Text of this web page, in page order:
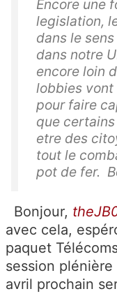
Encore une
legislation,
dans le
dans notre
encore loin
lobbies vont
pour faire
que
etre des
tout le
pot de fer.
Bonjour,
avec cela,
paquet
session
avril prochain